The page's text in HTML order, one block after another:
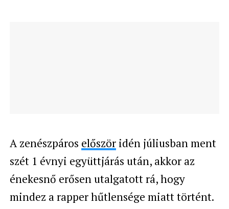
A zenészpáros előszöridén júliusban ment
szét 1 évnyi együttjárás után, akkor az
énekesnő erősen utalgatott rá, hogy
mindez a rapper hűtlensége miatt történt.